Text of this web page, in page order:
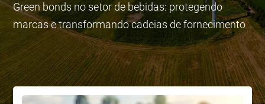
Green bonds no setor de bebidas: protegendo
marcas e transformando cadeias de fornecimento